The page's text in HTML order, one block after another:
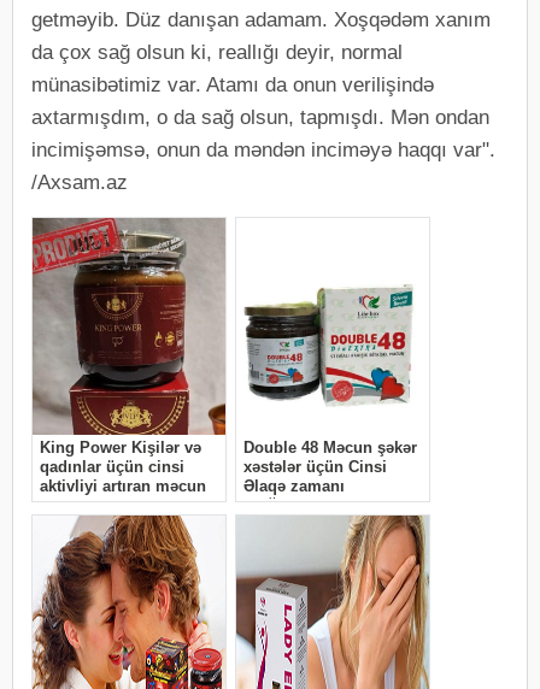
getməyib. Düz danışan adamam. Xoşqədəm xanım
da çox sağ olsun ki, reallığı deyir, normal
münasibətimiz var. Atamı da onun verilişində
axtarmışdım, o da sağ olsun, tapmışdı. Mən ondan
incimişəmsə, onun da məndən inciməyə haqqı var".
/Axsam.az